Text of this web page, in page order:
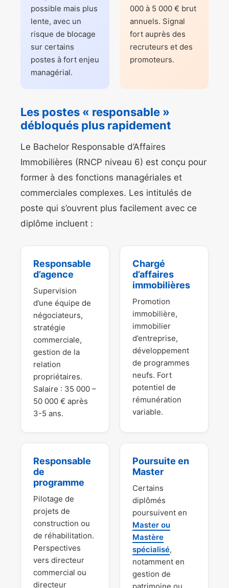
possible mais plus
lente, avec un
risque de blocage
sur certains
postes à fort enjeu
managérial.
000 à 5 000 € brut
annuels. Signal
fort auprès des
recruteurs et des
promoteurs.
Les postes « responsable »
débloqués plus rapidement
Le Bachelor Responsable d’Affaires
Immobilières (RNCP niveau 6) est conçu pour
former à des fonctions managériales et
commerciales complexes. Les intitulés de
poste qui s’ouvrent plus facilement avec ce
diplôme incluent :
Responsable
d’agence
Supervision
d’une équipe de
négociateurs,
stratégie
commerciale,
gestion de la
relation
propriétaires.
Salaire : 35 000 –
50 000 € après
3-5 ans.
Chargé
d’affaires
immobilières
Promotion
immobilière,
immobilier
d’entreprise,
développement
de programmes
neufs. Fort
potentiel de
rémunération
variable.
Responsable
de
programme
Pilotage de
projets de
construction ou
de réhabilitation.
Perspectives
vers directeur
commercial ou
directeur
Poursuite en
Master
Certains
diplômés
poursuivent en
Master ou
Mastère
spécialisé,
notamment en
gestion de